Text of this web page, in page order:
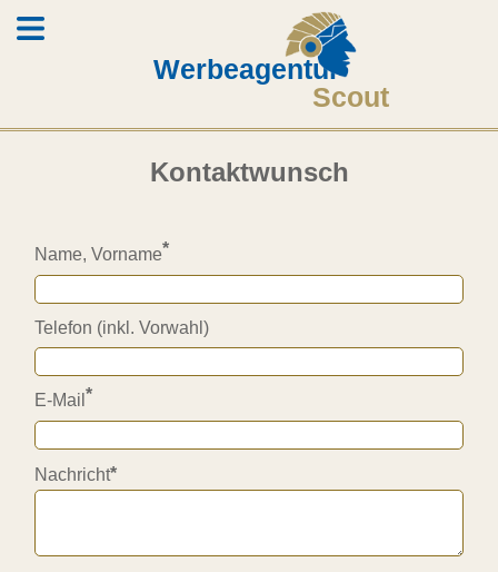
Werbeagentur
Scout
Kontaktwunsch
Name, Vorname*
Telefon (inkl. Vorwahl)
E-Mail *
Nachricht*